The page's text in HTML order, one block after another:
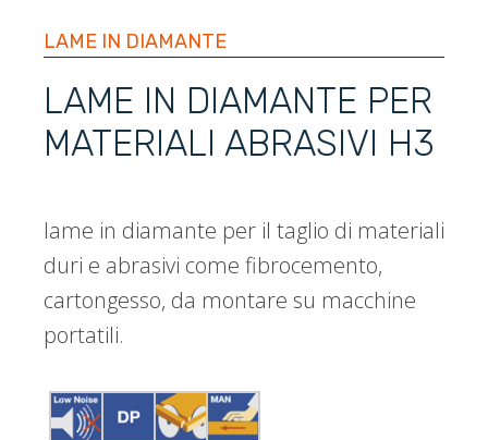
LAME IN DIAMANTE
LAME IN DIAMANTE PER
MATERIALI ABRASIVI H3
lame in diamante per il taglio di materiali
duri e abrasivi come fibrocemento,
cartongesso, da montare su macchine
portatili.